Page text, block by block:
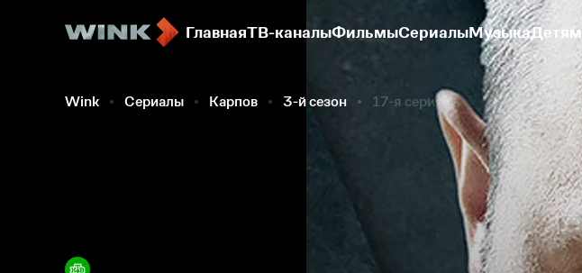
ГлавнаяТВ-каналыФильмыСериалыМузыкаДетям
Wink Сериалы Карпов 3-й сезон 17-я серия